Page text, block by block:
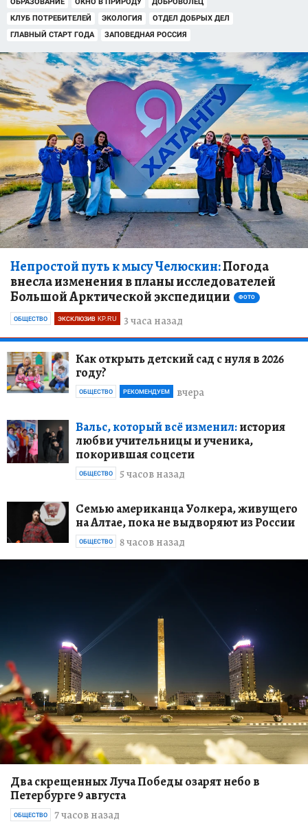
ОБРАЗОВАНИЕ ОКНО В ПРИРОДУ
ДОБРОВОЛЕЦ
КЛУБ ПОТРЕБИТЕЛЕЙ
ЭКОЛОГИЯ
ОТДЕЛ ДОБРЫХ ДЕЛ
ГЛАВНЫЙ СТАРТ ГОДА
ЗАПОВЕДНАЯ РОССИЯ
Непростой путь к мысу Челюскин:Погода
внесла изменения в планы исследователей
Большой Арктической экспедиции
ФОТО
3 часа назад
ОБЩЕСТВО ЭКСКЛЮЗИВ KP.RU
Как открыть детский сад с нуля в 2026
году?
вчера
ОБЩЕСТВО РЕКОМЕНДУЕМ
Вальс, который всё изменил:история
любви учительницы и ученика,
покорившая соцсети
5 часов назад
ОБЩЕСТВО
Семью американца Уолкера, живущего
на Алтае, пока не выдворяют из России
8 часов назад
ОБЩЕСТВО
Два скрещенных Луча Победы озарят небо в
Петербурге 9 августа
7 часов назад
ОБЩЕСТВО